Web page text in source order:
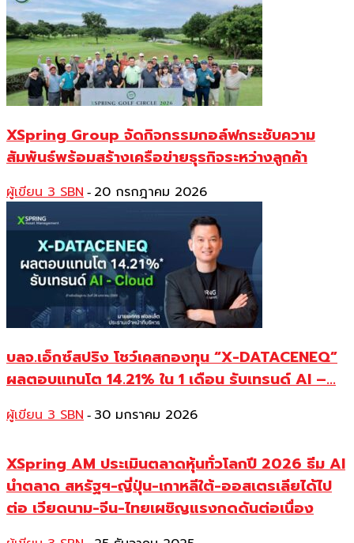
XSpring Group จัดกิจกรรมกอล์ฟกระชับความ
สัมพันธ์พร้อมสร้างเครือข่ายธุรกิจระหว่างลูกค้า
ผู้เขียน 3 SBN - 20 กรกฎาคม 2026
บลจ.เอ็กซ์สปริง โชว์เคสกองทุน “X-DATACENEQ”
ผลตอบแทนโต 14.21% ใน 1 เดือน รับเทรนด์ AI –...
ผู้เขียน 3 SBN - 30 มกราคม 2026
XSpring AM ประเมินตลาดหุ้นทั่วโลกปี 2026 ธีม AI
นำตลาด สหรัฐฯ-ญี่ปุ่น-เกาหลีใต้-ออสเตรเลียได้ไป
ต่อ เวียดนาม-จีน-ไทยเผชิญแรงกดดันต่อเนื่อง